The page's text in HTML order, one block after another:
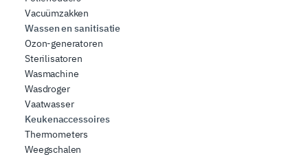
Vacuümzakken
Wassen en sanitisatie
Ozon-generatoren
Sterilisatoren
Wasmachine
Wasdroger
Vaatwasser
Keukenaccessoires
Thermometers
Weegschalen